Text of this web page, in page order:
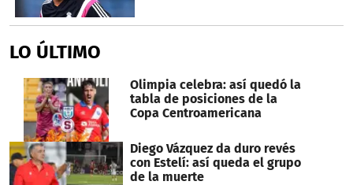
LO ÚLTIMO
Olimpia celebra: así quedó la
tabla de posiciones de la
Copa Centroamericana
Diego Vázquez da duro revés
con Estelí: así queda el grupo
de la muerte